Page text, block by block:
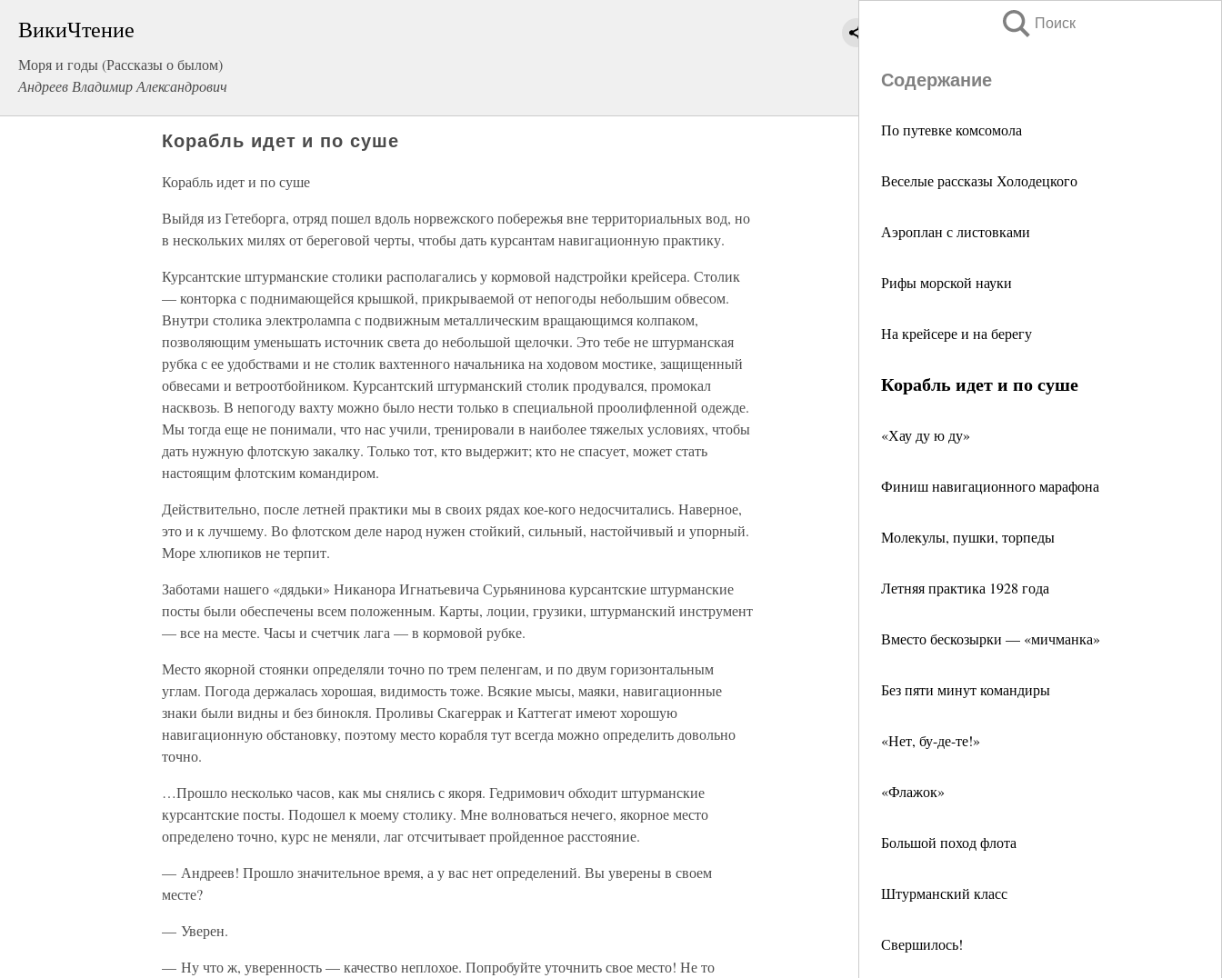
ВикиЧтение
Моря и годы (Рассказы о былом)
Андреев Владимир Александрович
Поиск
Содержание
По путевке комсомола
Веселые рассказы Холодецкого
Аэроплан с листовками
Рифы морской науки
На крейсере и на берегу
Корабль идет и по суше
«Хау ду ю ду»
Финиш навигационного марафона
Молекулы, пушки, торпеды
Летняя практика 1928 года
Вместо бескозырки — «мичманка»
Без пяти минут командиры
«Нет, бу-де-те!»
«Флажок»
Большой поход флота
Штурманский класс
Свершилось!
Корабль идет и по суше
Корабль идет и по суше
Выйдя из Гетеборга, отряд пошел вдоль норвежского побережья вне территориальных вод, но
в нескольких милях от береговой черты, чтобы дать курсантам навигационную практику.
Курсантские штурманские столики располагались у кормовой надстройки крейсера. Столик
— конторка с поднимающейся крышкой, прикрываемой от непогоды небольшим обвесом.
Внутри столика электролампа с подвижным металлическим вращающимся колпаком,
позволяющим уменьшать источник света до небольшой щелочки. Это тебе не штурманская
рубка с ее удобствами и не столик вахтенного начальника на ходовом мостике, защищенный
обвесами и ветроотбойником. Курсантский штурманский столик продувался, промокал
насквозь. В непогоду вахту можно было нести только в специальной проолифленной одежде.
Мы тогда еще не понимали, что нас учили, тренировали в наиболее тяжелых условиях, чтобы
дать нужную флотскую закалку. Только тот, кто выдержит; кто не спасует, может стать
настоящим флотским командиром.
Действительно, после летней практики мы в своих рядах кое-кого недосчитались. Наверное,
это и к лучшему. Во флотском деле народ нужен стойкий, сильный, настойчивый и упорный.
Море хлюпиков не терпит.
Заботами нашего «дядьки» Никанора Игнатьевича Сурьянинова курсантские штурманские
посты были обеспечены всем положенным. Карты, лоции, грузики, штурманский инструмент
— все на месте. Часы и счетчик лага — в кормовой рубке.
Место якорной стоянки определяли точно по трем пеленгам, и по двум горизонтальным
углам. Погода держалась хорошая, видимость тоже. Всякие мысы, маяки, навигационные
знаки были видны и без бинокля. Проливы Скагеррак и Каттегат имеют хорошую
навигационную обстановку, поэтому место корабля тут всегда можно определить довольно
точно.
…Прошло несколько часов, как мы снялись с якоря. Гедримович обходит штурманские
курсантские посты. Подошел к моему столику. Мне волноваться нечего, якорное место
определено точно, курс не меняли, лаг отсчитывает пройденное расстояние.
— Андреев! Прошло значительное время, а у вас нет определений. Вы уверены в своем
месте?
— Уверен.
— Ну что ж, уверенность — качество неплохое. Попробуйте уточнить свое место! Не то